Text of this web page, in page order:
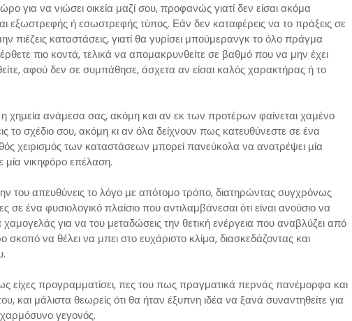
για να νιώσει οικεία μαζί σου, προφανώς γιατί δεν είσαι ακόμα
εξωστρεφής ή εσωστρεφής τύπος. Εάν δεν καταφέρεις να το πράξεις σε
πιέζεις καταστάσεις, γιατί θα γυρίσει μπούμερανγκ το όλο πράγμα
πιο κοντά, τελικά να απομακρυνθείτε σε βαθμό που να μην έχει
αφού δεν σε συμπάθησε, άσχετα αν είσαι καλός χαρακτήρας ή το
χημεία ανάμεσα σας, ακόμη και αν εκ των προτέρων φαίνεται χαμένο
το σχέδιο σου, ακόμη κι αν όλα δείχνουν πως κατευθύνεστε σε ένα
χειρισμός των καταστάσεων μπορεί πανεύκολα να ανατρέψει μία
νικηφόρο επέλαση.
του απευθύνεις το λόγο με απότομο τρόπο, διατηρώντας συγχρόνως
σε ένα φυσιολογικό πλαίσιο που αντιλαμβάνεσαι ότι είναι ανούσιο να
για να του μεταδώσεις την θετική ενέργεια που αναβλύζει από
να θέλει να μπει στο ευχάριστο κλίμα, διασκεδάζοντας και
είχες προγραμματίσει, πες του πως πραγματικά περνάς πανέμορφα και
και μάλιστα θεωρείς ότι θα ήταν έξυπνη ιδέα να ξανά συναντηθείτε για
γεγονός.